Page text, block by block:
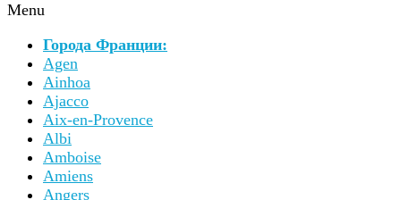
Menu
Города Франции:
Agen
Ainhoa
Ajacco
Aix-en-Provence
Albi
Amboise
Amiens
Angers